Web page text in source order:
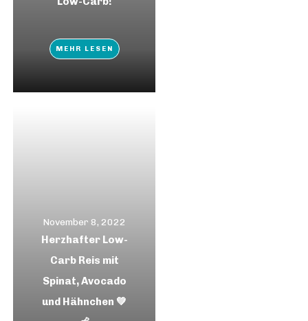
MEHR LESEN
November 8, 2022
Herzhafter Low-
Carb Reis mit
Spinat, Avocado
und Hähnchen 💚